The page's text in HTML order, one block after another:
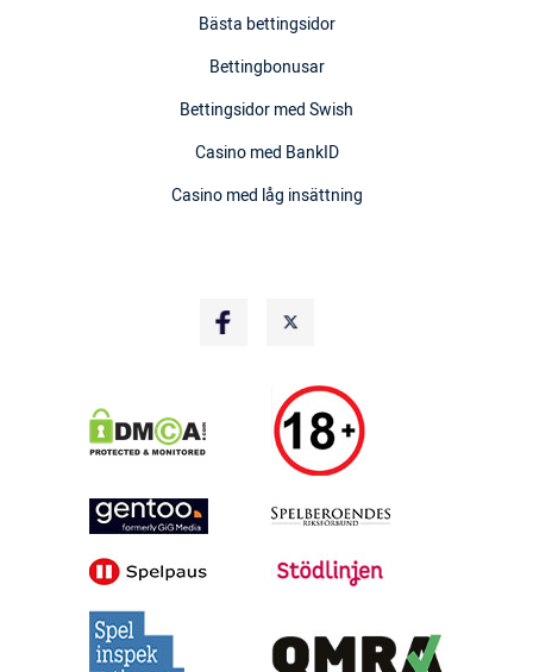
Bästa bettingsidor
Bettingbonusar
Bettingsidor med Swish
Casino med BankID
Casino med låg insättning